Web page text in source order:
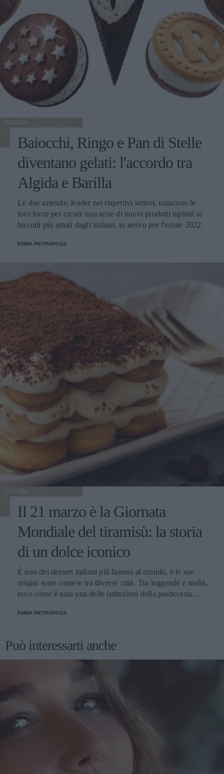
CUCINA
Baiocchi, Ringo e Pan di Stelle
diventano gelati: l'accordo tra
Algida e Barilla
Le due aziende, leader nei rispettivi settori, uniscono le
loro forze per creare una serie di nuovi prodotti ispirati ai
biscotti più amati dagli italiani, in arrivo per l'estate 2022.
EMMA PIETRAROSA
CUCINA
Il 21 marzo è la Giornata
Mondiale del tiramisù: la storia
di un dolce iconico
È uno dei dessert italiani più famosi al mondo, e le sue
origini sono contese tra diverse città. Tra leggende e realtà,
ecco come è nata una delle istituzioni della pasticceria
EMMA PIETRAROSA
Può interessarti anche